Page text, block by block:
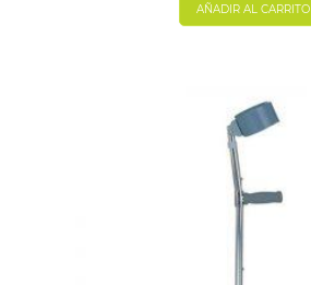
AÑADIR AL CARRITO